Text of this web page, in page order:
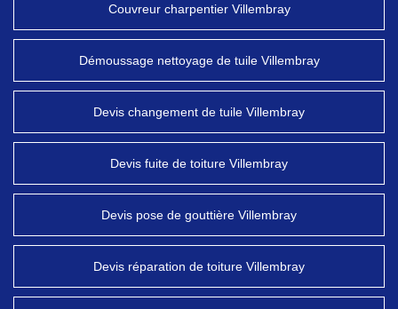
Couvreur charpentier Villembray
Démoussage nettoyage de tuile Villembray
Devis changement de tuile Villembray
Devis fuite de toiture Villembray
Devis pose de gouttière Villembray
Devis réparation de toiture Villembray